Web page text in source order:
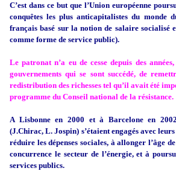
C’est dans ce but que l’Union européenne
conquêtes les plus anticapitalistes du monde
français basé sur la notion de salaire socialisé
comme forme de service public).
Le patronat n’a eu de cesse depuis des
gouvernements qui se sont succédé, de
redistribution des richesses tel qu’il avait été
programme du Conseil national de la résistance.
A Lisbonne en 2000 et à Barcelone en
(J.Chirac, L. Jospin) s’étaient engagés avec
réduire les dépenses sociales, à allonger l’âge
concurrence le secteur de l’énergie, et à
services publics.